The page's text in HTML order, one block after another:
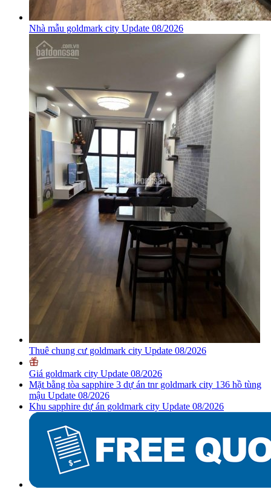
Nhà mẫu goldmark city Update 08/2026
Thuê chung cư goldmark city Update 08/2026
Giá goldmark city Update 08/2026
Mặt bằng tòa sapphire 3 dự án tnr goldmark city 136 hồ tùng
mậu Update 08/2026
Khu sapphire dự án goldmark city Update 08/2026